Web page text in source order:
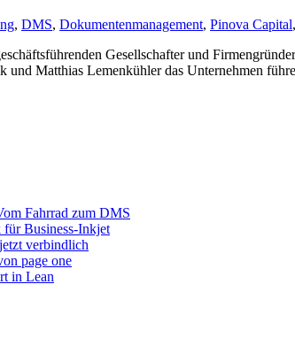
,DMS,Dokumentenmanagement,Pinova Capital
Gesellschafter und
Matthias Lemenkühler das Unternehmen
Fahrrad zum DMS
für Business-Inkjet
verbindlich
page one
in Lean